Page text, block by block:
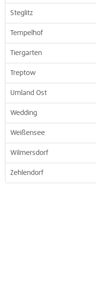
Steglitz
Tempelhof
Tiergarten
Treptow
Umland Ost
Wedding
Weißensee
Wilmersdorf
Zehlendorf